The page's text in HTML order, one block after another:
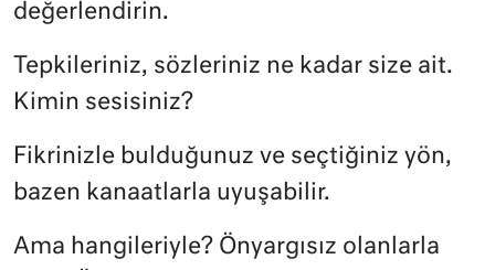
değerlendirin.
Tepkileriniz, sözleriniz ne kadar size ait.
Kimin sesisiniz?
Fikrinizle bulduğunuz ve seçtiğiniz yön,
bazen kanaatlarla uyuşabilir.
Ama hangileriyle? Önyargısız olanlarla